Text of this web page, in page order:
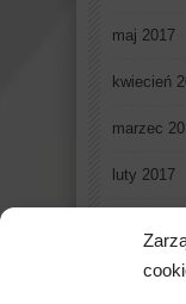
maj 2017
kwiecień
marzec
luty 2017
grudzień